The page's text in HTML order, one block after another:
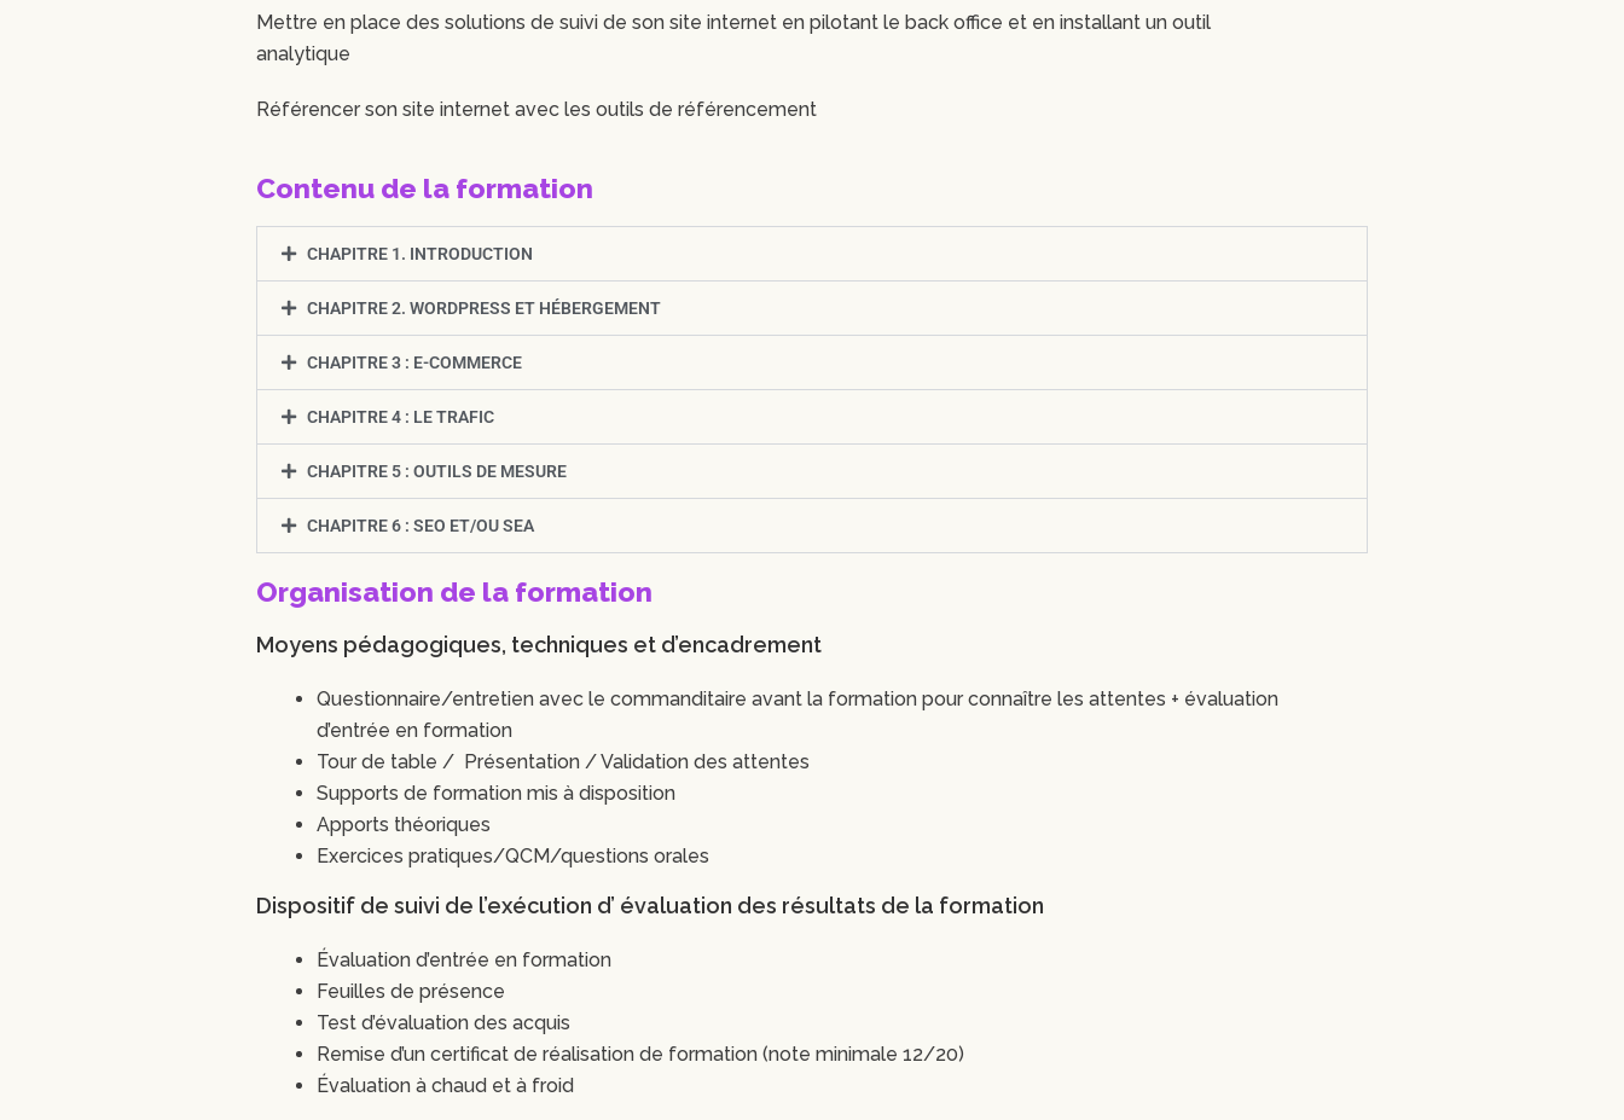
Mettre en place des solutions de suivi de son site internet en pilotant le back office et en installant un outil
analytique
Référencer son site internet avec les outils de référencement
Contenu de la formation
CHAPITRE 1. INTRODUCTION
CHAPITRE 2. WORDPRESS ET HÉBERGEMENT
CHAPITRE 3 : E-COMMERCE
CHAPITRE 4 : LE TRAFIC
CHAPITRE 5 : OUTILS DE MESURE
CHAPITRE 6 : SEO ET/OU SEA
Organisation de la formation
Moyens pédagogiques, techniques et d’encadrement
Questionnaire/entretien avec le commanditaire avant la formation pour connaître les attentes + évaluation
d’entrée en formation
Tour de table / Présentation / Validation des attentes
Supports de formation mis à disposition
Apports théoriques
Exercices pratiques/QCM/questions orales
Dispositif de suivi de l’exécution d’ évaluation des résultats de la formation
Évaluation d’entrée en formation
Feuilles de présence
Test d’évaluation des acquis
Remise d’un certificat de réalisation de formation (note minimale 12/20)
Évaluation à chaud et à froid